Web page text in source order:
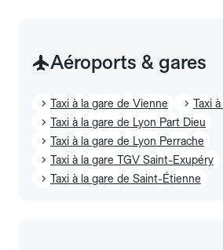
Aéroports & gares
Taxi à la gare de Vienne
Taxi
Taxi à la gare de Lyon Part Dieu
Taxi à la gare de Lyon Perrache
Taxi à la gare TGV Saint-Exupéry
Taxi à la gare de Saint-Étienne